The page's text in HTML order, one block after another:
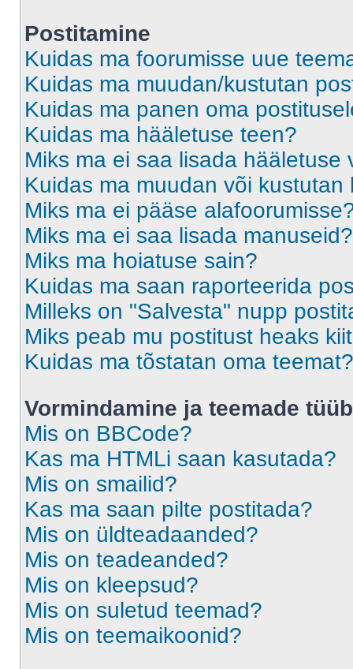
Postitamine
Kuidas ma foorumisse uue
Kuidas ma muudan/kustutan
Kuidas ma panen oma
Kuidas ma hääletuse teen?
Miks ma ei saa lisada hääletuse
Kuidas ma muudan või kustutan
Miks ma ei pääse
Miks ma ei saa lisada manuseid?
Miks ma hoiatuse sain?
Kuidas ma saan raporteerida
Milleks on "Salvesta" nupp
Miks peab mu postitust heaks
Kuidas ma tõstatan oma teemat?
Vormindamine ja teemade
Mis on BBCode?
Kas ma HTMLi saan kasutada?
Mis on smailid?
Kas ma saan pilte postitada?
Mis on üldteadaanded?
Mis on teadeanded?
Mis on kleepsud?
Mis on suletud teemad?
Mis on teemaikoonid?